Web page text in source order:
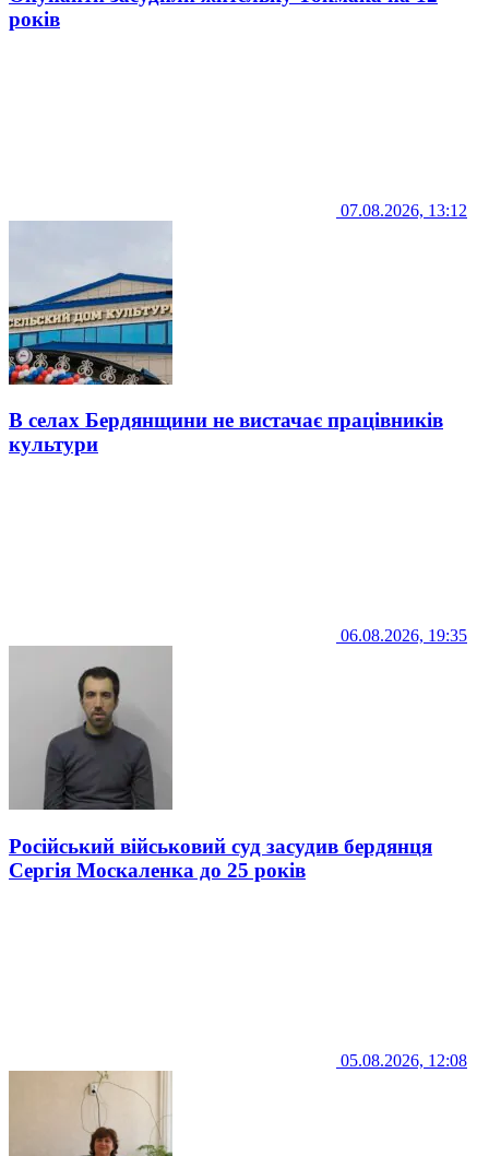
років
07.08.2026, 13:12
В селах Бердянщини не вистачає працівників
культури
06.08.2026, 19:35
Російський військовий суд засудив бердянця
Сергія Москаленка до 25 років
05.08.2026, 12:08